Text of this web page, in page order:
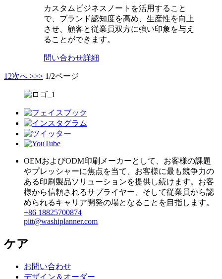
カスタムビジネスノートを活用すること
で、ブランド認知度を高め、生産性を向上
させ、顧客と従業員双方に強い印象を与え
ることができます。
問い合わせ詳細
1 2次へ >>> 1/2ページ
OEMおよびODM印刷メーカーとして、お客様の課題
やプレッシャーに焦点を当て、お客様に最も競争力の
ある印刷製品ソリューションを提供し続けます。お客
様から信頼されるサプライヤー、そして従業員から認
められるキャリア開発の場となることを目指します。
+86 18825700874
pitt@washiplanner.com
ケア
お問い合わせ
デザイン＆オーダー